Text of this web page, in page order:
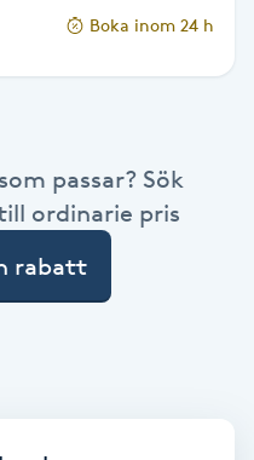
Boka inom 24 h
passar? Sök
ordinarie pris
rabatt